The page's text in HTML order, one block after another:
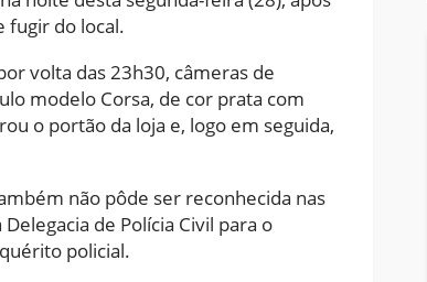
fugir do local.
volta das 23h30, câmeras de
modelo Corsa, de cor prata com
o portão da loja e, logo em seguida,
não pôde ser reconhecida nas
de Polícia Civil para o
policial.